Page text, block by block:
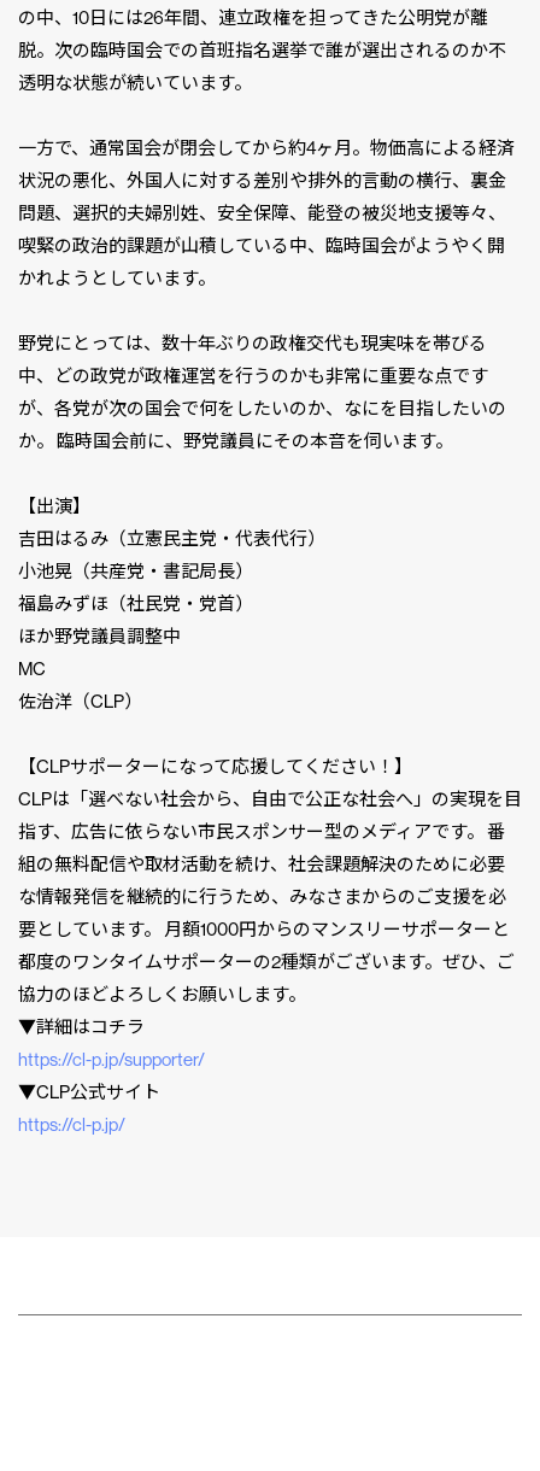
の中、10日には26年間、連立政権を担ってきた公明党が離
脱。次の臨時国会での首班指名選挙で誰が選出されるのか不
透明な状態が続いています。
一方で、通常国会が閉会してから約4ヶ月。物価高による経済
状況の悪化、外国人に対する差別や排外的言動の横行、裏金
問題、選択的夫婦別姓、安全保障、能登の被災地支援等々、
喫緊の政治的課題が山積している中、臨時国会がようやく開
かれようとしています。
野党にとっては、数十年ぶりの政権交代も現実味を帯びる
中、どの政党が政権運営を行うのかも非常に重要な点です
が、各党が次の国会で何をしたいのか、なにを目指したいの
か。 臨時国会前に、野党議員にその本音を伺います。
【出演】
吉田はるみ（立憲民主党・代表代行）
小池晃（共産党・書記局長）
福島みずほ（社民党・党首）
ほか野党議員調整中
MC
佐治洋（CLP）
【CLPサポーターになって応援してください！】
CLPは「選べない社会から、自由で公正な社会へ」の実現を目
指す、広告に依らない市民スポンサー型のメディアです。 番
組の無料配信や取材活動を続け、社会課題解決のために必要
な情報発信を継続的に行うため、みなさまからのご支援を必
要としています。 月額1000円からのマンスリーサポーターと
都度のワンタイムサポーターの2種類がございます。ぜひ、ご
協力のほどよろしくお願いします。
▼詳細はコチラ
https://cl-p.jp/supporter/
▼CLP公式サイト
https://cl-p.jp/